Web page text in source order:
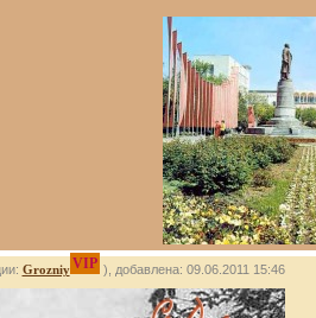
Grozniy VIP ), добавлена: 09.06.2011 15:46